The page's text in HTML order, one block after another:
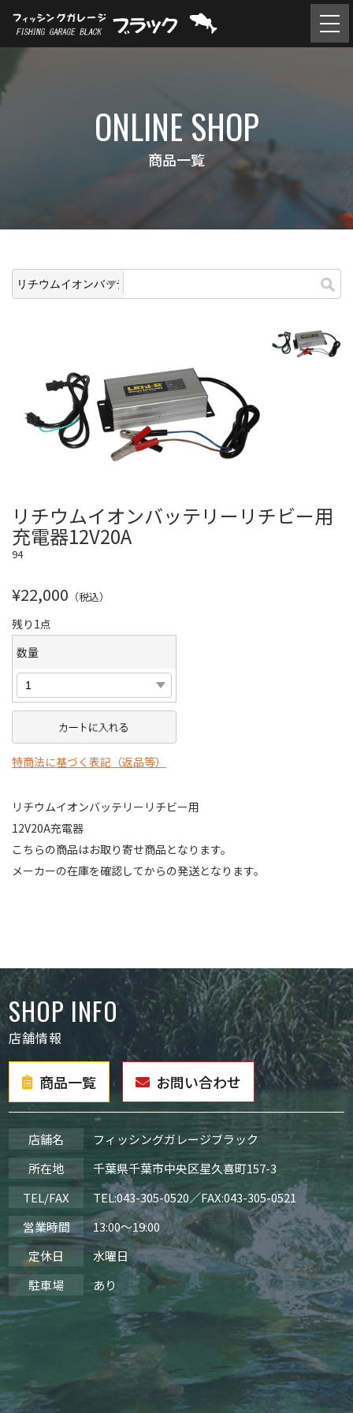
商品一覧
ONLINE SHOP
リチウムイオンバッテリーリチビー用
充電器12V20A
94
¥22,000 （税込）
残り1点
数量
特商法に基づく表記（返品等）
リチウムイオンバッテリーリチビー用
12V20A充電器
こちらの商品はお取り寄せ商品となります。
メーカーの在庫を確認してからの発送となります。
SHOP INFO
店舗情報
商品一覧 お問い合わせ
店舗名
フィッシングガレージブラック
所在地
千葉県千葉市中央区星久喜町157-3
TEL/FAX
TEL:043-305-0520／FAX:043-305-0521
営業時間
13:00～19:00
定休日
水曜日
駐車場
あり